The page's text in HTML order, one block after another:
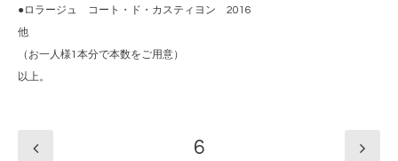
●ロラージュ コート・ド・カスティヨン 2016
他
（お一人様1本分で本数をご用意）
以上。
6